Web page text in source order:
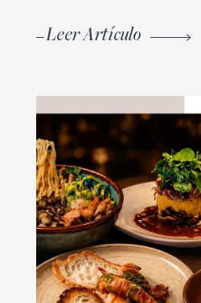
Leer Artículo